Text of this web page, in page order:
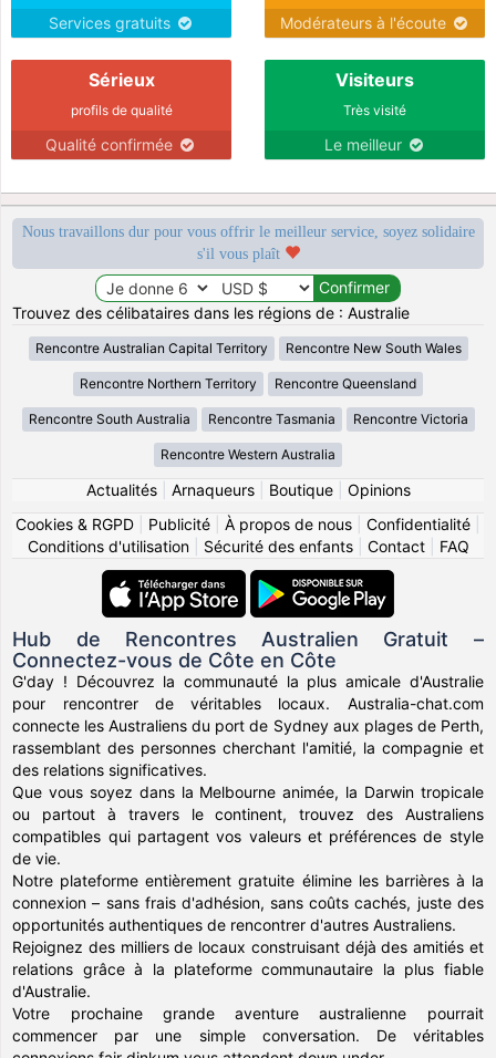
Services gratuits Modérateurs à l'écoute
Sérieux
profils de qualité
Qualité confirmée
Visiteurs
Très visité
Le meilleur
Nous travaillons dur pour vous offrir le meilleur service, soyez solidaire
s'il vous plaît
Trouvez des célibataires dans les régions de : Australie
Rencontre Australian Capital Territory Rencontre New South Wales
Rencontre Northern Territory Rencontre Queensland
Rencontre South Australia Rencontre Tasmania Rencontre Victoria
Rencontre Western Australia
Actualités| Arnaqueurs| Boutique| Opinions
Cookies & RGPD
Publicité À propos de nous Confidentialité
Conditions d'utilisation| Sécurité des enfants| Contact| FAQ
Hub de Rencontres Australien Gratuit –
Connectez-vous de Côte en Côte
G'day ! Découvrez la communauté la plus amicale d'Australie
pour rencontrer de véritables locaux. Australia-chat.com
connecte les Australiens du port de Sydney aux plages de Perth,
rassemblant des personnes cherchant l'amitié, la compagnie et
des relations significatives.
Que vous soyez dans la Melbourne animée, la Darwin tropicale
ou partout à travers le continent, trouvez des Australiens
compatibles qui partagent vos valeurs et préférences de style
de vie.
Notre plateforme entièrement gratuite élimine les barrières à la
connexion – sans frais d'adhésion, sans coûts cachés, juste des
opportunités authentiques de rencontrer d'autres Australiens.
Rejoignez des milliers de locaux construisant déjà des amitiés et
relations grâce à la plateforme communautaire la plus fiable
d'Australie.
Votre prochaine grande aventure australienne pourrait
commencer par une simple conversation. De véritables